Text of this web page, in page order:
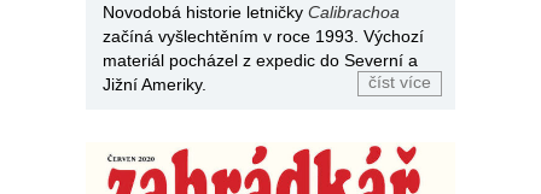
Novodobá historie letničky Calibrachoa
začíná vyšlechtěním v roce 1993. Výchozí
materiál pocházel z expedic do Severní a
Jižní Ameriky.
číst více